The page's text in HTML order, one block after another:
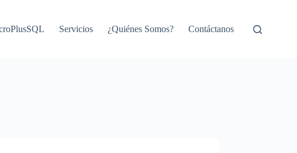
Servicios ¿Quiénes Somos? Contáctanos